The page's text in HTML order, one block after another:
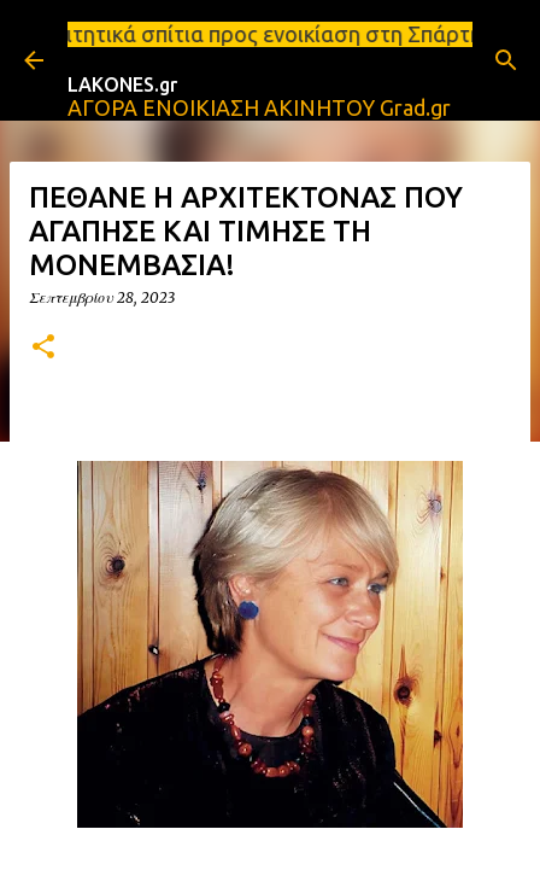
Μετάβαση στο κύριο περιεχόμενο
προς ενοικίαση στη Σπάρτη Ενοικιάσεις
LAKONES.gr
ΑΓΟΡΑ ΕΝΟΙΚΙΑΣΗ ΑΚΙΝΗΤΟΥ Grad.gr
ΠΕΘΑΝΕ Η ΑΡΧΙΤΕΚΤΟΝΑΣ ΠΟΥ
ΑΓΑΠΗΣΕ ΚΑΙ ΤΙΜΗΣΕ ΤΗ
ΜΟΝΕΜΒΑΣΙΑ!
Σεπτεμβρίου 28, 2023